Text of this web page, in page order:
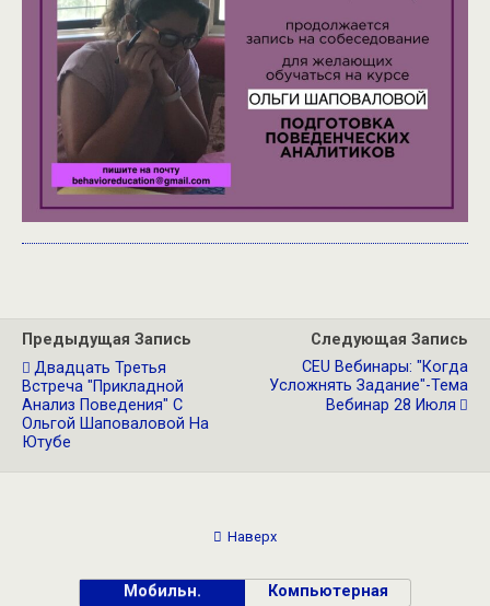
Предыдущая Запись
Двадцать Третья
Встреча "Прикладной
Анализ Поведения" С
Ольгой Шаповаловой На
Ютубе
Следующая Запись
CEU Вебинары: "Когда
Усложнять Задание"-Тема
Вебинар 28 Июля
Наверх
Мобильн. Компьютерная